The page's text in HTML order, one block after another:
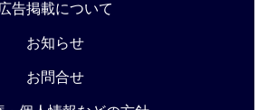
広告掲載について
お知らせ
お問合せ